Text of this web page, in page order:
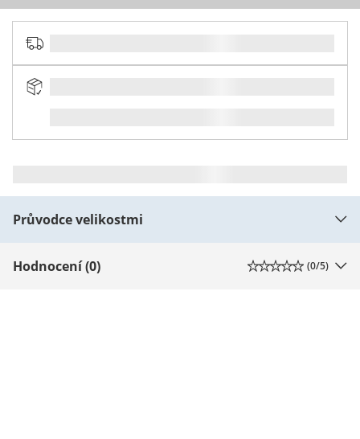
Průvodce velikostmi
Hodnocení (0) (0/5)